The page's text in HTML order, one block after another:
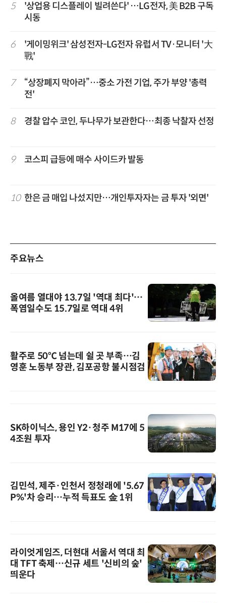
5
'상업용 디스플레이 빌려쓴다' …LG전자, 美 B2B 구독
시동
6
'게이밍위크' 삼성전자-LG전자 유럽서 TV·모니터 '大
戰'
7
“상장폐지 막아라”…중소 가전 기업, 주가 부양 '총력
전'
8 경찰 압수 코인, 두나무가 보관한다…최종 낙찰자 선정
9 코스피 급등에 매수 사이드카 발동
10 한은 금 매입 나섰지만…개인투자자는 금 투자 '외면'
주요뉴스
올여름 열대야 13.7일 '역대 최다'…
폭염일수도 15.7일로 역대 4위
활주로 50℃ 넘는데 쉴 곳 부족…김
영훈 노동부 장관, 김포공항 불시점검
SK하이닉스, 용인 Y2·청주 M17에 5
4조원 투자
김민석, 제주·인천서 정청래에 '5.67
P%'차 승리…누적 득표도 金 1위
라이엇게임즈, 더현대 서울서 역대 최
대 TFT 축제…신규 세트 '신비의 숲'
띄운다